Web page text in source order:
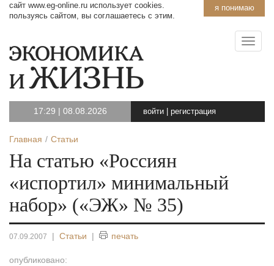
я понимаю
сайт www.eg-online.ru использует cookies.
пользуясь сайтом, вы соглашаетесь с этим.
17:29 | 08.08.2026 войти регистрация
Главная Статьи
На статью «Россиян
«испортил» минимальный
набор» («ЭЖ» № 35)
07.09.2007 | Статьи | печать
опубликовано: